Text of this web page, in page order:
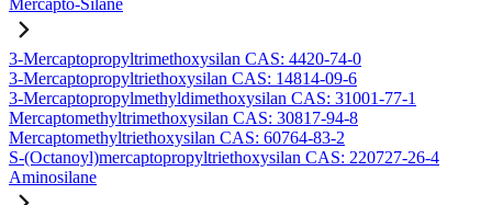
Mercapto-Silane
3-Mercaptopropyltrimethoxysilan CAS: 4420-74-0
3-Mercaptopropyltriethoxysilan CAS: 14814-09-6
3-Mercaptopropylmethyldimethoxysilan CAS: 31001-77-1
Mercaptomethyltrimethoxysilan CAS: 30817-94-8
Mercaptomethyltriethoxysilan CAS: 60764-83-2
S-(Octanoyl)mercaptopropyltriethoxysilan CAS: 220727-26-4
Aminosilane